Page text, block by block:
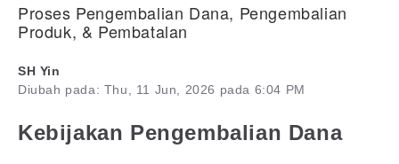
Proses Pengembalian Dana, Pengembalian
Produk, & Pembatalan
SH Yin
Diubah pada: Thu, 11 Jun, 2026 pada 6:04 PM
Kebijakan Pengembalian Dana